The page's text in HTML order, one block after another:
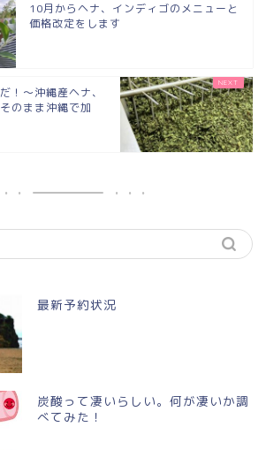
10月からヘナ、インディゴのメニューと
価格改定をします
！〜沖縄産ヘナ、
のまま沖縄で加
最新予約状況
炭酸って凄いらしい。何が凄いか調
べてみた！